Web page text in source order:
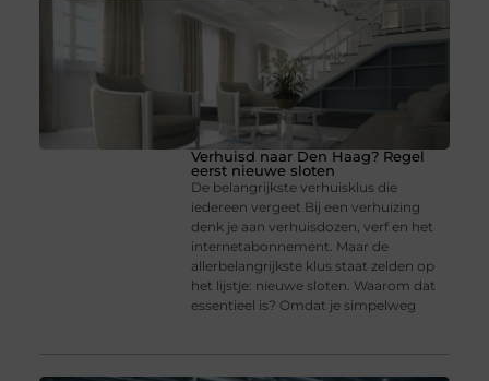
Verhuisd naar Den Haag? Regel
eerst nieuwe sloten
De belangrijkste verhuisklus die
iedereen vergeet Bij een verhuizing
denk je aan verhuisdozen, verf en het
internetabonnement. Maar de
allerbelangrijkste klus staat zelden op
het lijstje: nieuwe sloten. Waarom dat
essentieel is? Omdat je simpelweg